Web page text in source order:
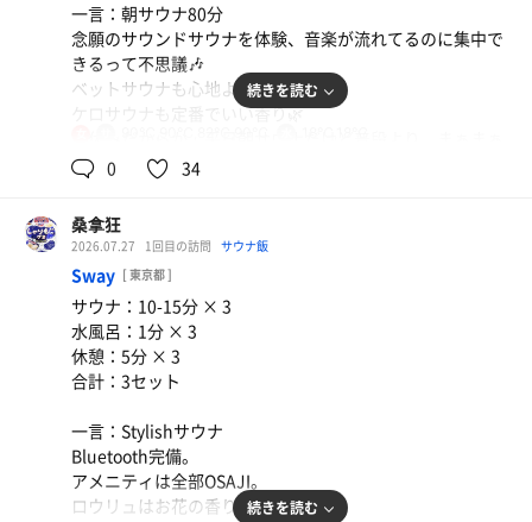
一言：朝サウナ80分
念願のサウンドサウナを体験、音楽が流れてるのに集中で
きるって不思議🎶
ベットサウナも心地よい😴
ケロサウナも定番でいい香り🌿
人が居た🧑‍🤝‍🧑
続きを読む
0 34
桑拿狂
2026.07.27 1回目の訪問 サウナ飯
Sway [ 東京都 ]
サウナ：10-15分 × 3
水風呂：1分 × 3
休憩：5分 × 3
合計：3セット
一言：Stylishサウナ
Bluetooth完備。
アメニティは全部OSAJI。
ロウリュはお花の香り。続きを読む